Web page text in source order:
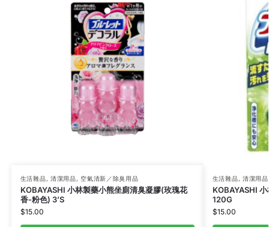
生活雜品, 清潔用品, 空氣清新／除臭用品
KOBAYASHI 小林製藥小熊坐廁清臭凝膠(玫瑰花
香-粉色) 3’S
$15.00
生活雜品, 清潔用品
KOBAYASHI
120G
$15.00